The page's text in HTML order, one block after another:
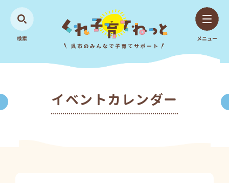
検索 メニュー
イベントカレンダー